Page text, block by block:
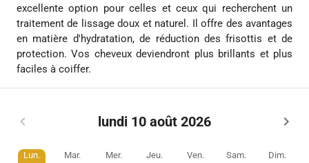
excellente option pour celles et ceux qui recherchent un
traitement de lissage doux et naturel. Il offre des avantages
en matière d'hydratation, de réduction des frisottis et de
protection. Vos cheveux deviendront plus brillants et plus
faciles à coiffer.
lundi 10 août 2026
Lun. Mar. Mer. Jeu. Ven. Sam. Dim.